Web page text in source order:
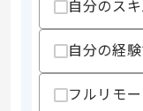
自分のス
自分の経
フルリモ